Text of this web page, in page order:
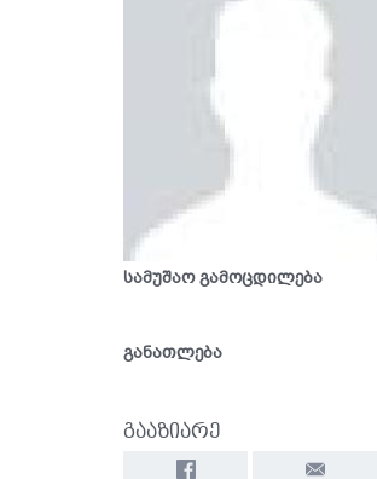
სამუშაო გამოცდილება
განათლება
გააზიარე